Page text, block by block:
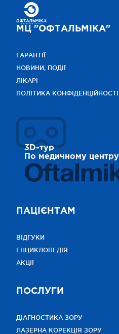
МЦ "ОФТАЛЬМІКА"
ГАРАНТІЇ
НОВИНИ, ПОДІЇ
ЛІКАРІ
ПОЛІТИКА КОНФІДЕНЦІЙНОСТІ
3D-тур
По медичному центру
ПАЦІЄНТАМ
ВІДГУКИ
ЕНЦИКЛОПЕДІЯ
АКЦІЇ
ПОСЛУГИ
ДІАГНОСТИКА ЗОРУ
ЛАЗЕРНА КОРЕКЦІЯ ЗОРУ